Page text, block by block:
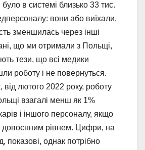
в системі близько 33 тис.
вони або виїхали,
зменшилась через інші
що ми отримали з Польщі,
тези, що всі медики
роботу і не повернуться.
від лютого 2022 року, роботу
взагалі менш як 1%
і іншого персоналу, якщо
довоєнним рівнем. Цифри, на
показові, однак потрібно